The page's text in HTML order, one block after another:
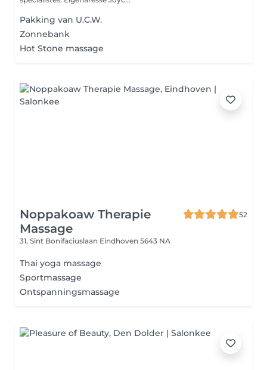
Pakking van U.C.W.
Zonnebank
Hot Stone massage
Noppakoaw Therapie
Massage
52
31, Sint Bonifaciuslaan Eindhoven 5643 NA
Thai yoga massage
Sportmassage
Ontspanningsmassage